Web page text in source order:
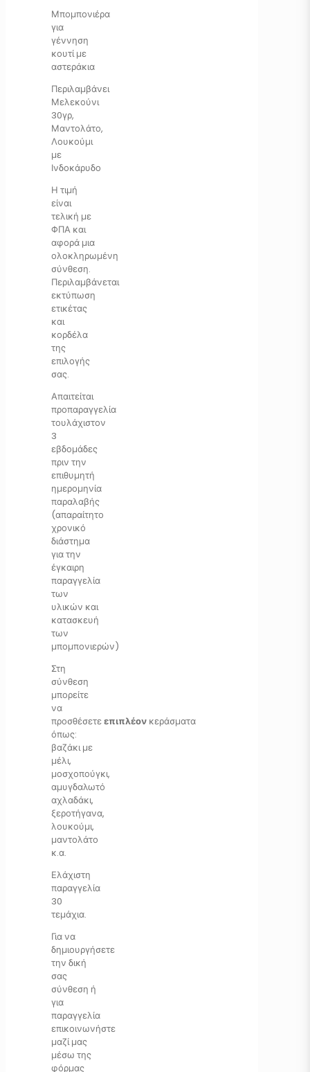
Μπομπονιέρα
για
γέννηση
κουτί με
αστεράκια
Περιλαμβάνει
Μελεκούνι
30γρ,
Μαντολάτο,
Λουκούμι
με
Ινδοκάρυδο
Η τιμή
είναι
τελική με
ΦΠΑ και
αφορά μια
ολοκληρωμένη
σύνθεση.
Περιλαμβάνεται
εκτύπωση
ετικέτας
και
κορδέλα
της
επιλογής
σας.
Απαιτείται
προπαραγγελία
τουλάχιστον
3
εβδομάδες
πριν την
επιθυμητή
ημερομηνία
παραλαβής
(απαραίτητο
χρονικό
διάστημα
για την
έγκαιρη
παραγγελία
των
υλικών και
κατασκευή
των
μπομπονιερών)
Στη
σύνθεση
μπορείτε
να
προσθέσετεεπιπλέον κεράσματα
όπως:
βαζάκι με
μέλι,
μοσχοπούγκι,
αμυγδαλωτό
αχλαδάκι,
ξεροτήγανα,
λουκούμι,
μαντολάτο
κ.α.
Ελάχιστη
παραγγελία
30
τεμάχια.
Για να
δημιουργήσετε
την δική
σας
σύνθεση ή
για
παραγγελία
επικοινωνήστε
μαζί μας
μέσω της
φόρμας